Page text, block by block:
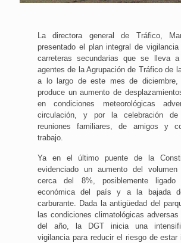
La directora general de Tráfico,
presentado el plan integral de
carreteras secundarias que se lleva
agentes de la Agrupación de Tráfico de
a lo largo de este mes de
produce un aumento de
en condiciones meteorológicas
circulación, y por la celebración
reuniones familiares, de amigos y
trabajo.
Ya en el último puente de la
evidenciado un aumento del
cerca del 8%, posiblemente
económica del país y a la bajada
carburante. Dada la antigüedad del
las condiciones climatológicas
del año, la DGT inicia una
vigilancia para reducir el riesgo de estar